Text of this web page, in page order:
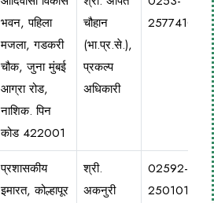
भवन, पहिला
मजला, गडकरी
चौक, जुना मुंबई
आग्रा रोड,
नाशिक. पिन
कोड 422001
चौहान
(भा.प्र.से.),
प्रकल्प
अधिकारी
2577410
प्रशासकीय
इमारत, कोल्हापूर
श्री.
अकनुरी
02592-
250101